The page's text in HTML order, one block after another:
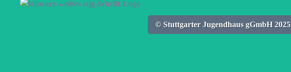
© Stuttgarter Jugendhaus gGmbH 2025